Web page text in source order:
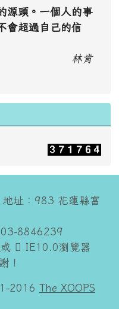
源頭。一個人的事
會超過自己的信
林肯
址：983 花蓮縣富
8846239
或
IE10.0瀏覽器
！
2016 The XOOPS